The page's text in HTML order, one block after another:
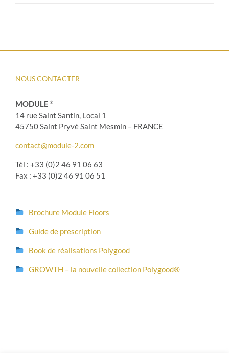
NOUS CONTACTER
MODULE ²
14 rue Saint Santin, Local 1
45750 Saint Pryvé Saint Mesmin – FRANCE
contact@module-2.com
Tél : +33 (0)2 46 91 06 63
Fax : +33 (0)2 46 91 06 51
Brochure Module Floors
Guide de prescription
Book de réalisations Polygood
GROWTH – la nouvelle collection Polygood®